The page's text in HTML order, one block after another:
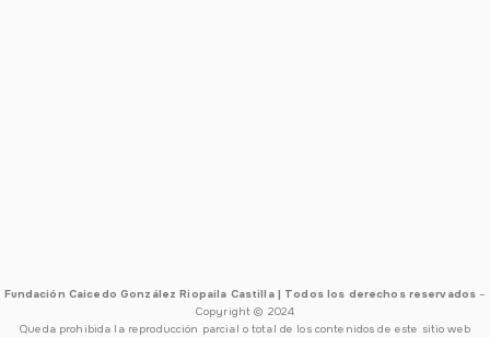
Fundación Caicedo González Riopaila Castilla | Todos los derechos reservados –
Copyright © 2024
Queda prohibida la reproducción parcial o total de los contenidos de este sitio web